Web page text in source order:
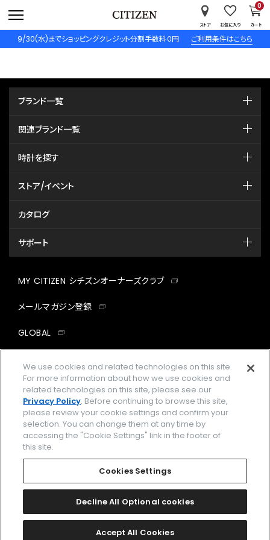
9/30(水)までショッピングクレジット分割手数料０円 ご利用条件はこちら
ストア お気に入り カート
0
ブランド一覧
関連ブランド一覧
時計を探す
ストア/イベント
カタログ
サポート
MY CITIZEN シチズンオーナーズクラブ
メールマガジン登録
GLOBAL
facebookinstagramtwitter
企業情報 ご利用規約
プライバシーポリシー Cookies Settings
Amazon PayはAmazon.com, Inc.またはその関連会社の商標です。
2026 CITIZEN WATCH CO., LTD.
We use cookies and related technologies on this site.
For more information about how we use cookies and
related technologies on this site, please see our
Privacy Policy. Before continuing to browse this site,
please review your cookie settings and confirm your
selection. You can change them at any time by
accessing the "Cookie Settings" link in the footer of
this site.
Cookies Settings
Decline All Optional cookies
Accept All Cookies